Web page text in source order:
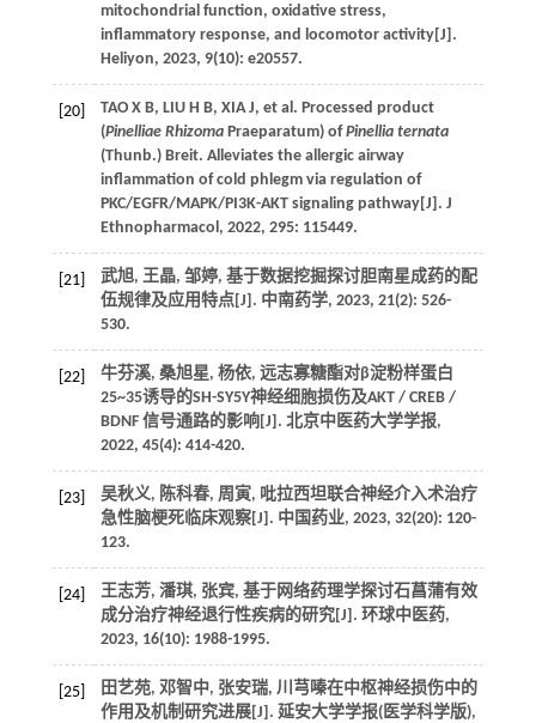
mitochondrial function, oxidative stress,
inflammatory response, and locomotor activity[J].
Heliyon, 2023, 9(10): e20557.
[20]
TAO X B, LIU H B, XIA J, et al. Processed product
(Pinelliae RhizomaPraeparatum) ofPinellia ternata
(Thunb.) Breit. Alleviates the allergic airway
inflammation of cold phlegm via regulation of
PKC/EGFR/MAPK/PI3K-AKT signaling pathway[J]. J
Ethnopharmacol, 2022, 295: 115449.
[21]
武旭, 王晶, 邹婷, 基于数据挖掘探讨胆南星成药的配
伍规律及应用特点[J]. 中南药学, 2023, 21(2): 526-
530.
[22]
牛芬溪, 桑旭星, 杨依, 远志寡糖酯对β淀粉样蛋白
25~35诱导的SH-SY5Y神经细胞损伤及AKT / CREB /
BDNF 信号通路的影响[J]. 北京中医药大学学报,
2022, 45(4): 414-420.
[23]
吴秋义, 陈科春, 周寅, 吡拉西坦联合神经介入术治疗
急性脑梗死临床观察[J]. 中国药业, 2023, 32(20): 120-
123.
[24]
王志芳, 潘琪, 张宾, 基于网络药理学探讨石菖蒲有效
成分治疗神经退行性疾病的研究[J]. 环球中医药,
2023, 16(10): 1988-1995.
[25]
田艺苑, 邓智中, 张安瑞, 川芎嗪在中枢神经损伤中的
作用及机制研究进展[J]. 延安大学学报(医学科学版),